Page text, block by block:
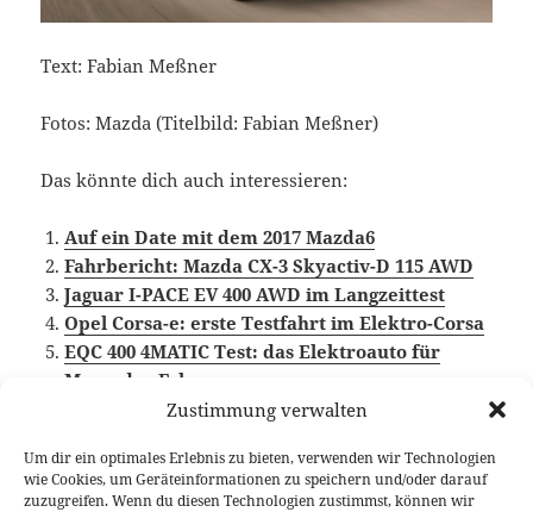
Zustimmung verwalten
Um dir ein optimales Erlebnis zu bieten, verwenden wir Technologien
wie Cookies, um Geräteinformationen zu speichern und/oder darauf
zuzugreifen. Wenn du diesen Technologien zustimmst, können wir
Text: Fabian Meßner
Fotos: Mazda (Titelbild: Fabian Meßner)
Das könnte dich auch interessieren:
Auf ein Date mit dem 2017 Mazda6
Fahrbericht: Mazda CX-3 Skyactiv-D 115 AWD
Jaguar I-PACE EV 400 AWD im Langzeittest
Opel Corsa-e: erste Testfahrt im Elektro-Corsa
EQC 400 4MATIC Test: das Elektroauto für
Mercedes-Fahrer
Veröffentlicht
17. Juni 2020 Autor
Fabian Meßner Kategorien
Fahrberichte
Schlagwörter